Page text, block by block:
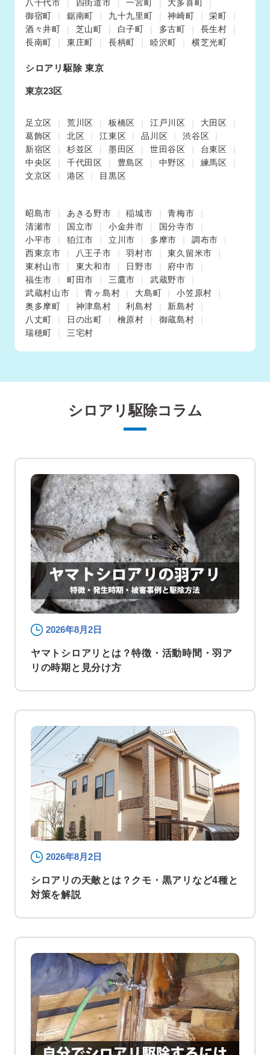
八千代市 四街道市 一宮町
大多喜町
御宿町
鋸南町 九十九里町 神崎町
栄町
酒々井町
芝山町 白子町 多古町
長生村
長南町
東庄町 長柄町 睦沢町 横芝光町
シロアリ駆除 東京
東京23区
足立区 荒川区 板橋区 江戸川区
大田区
葛飾区
北区 江東区 品川区
渋谷区
新宿区
杉並区 墨田区 世田谷区
台東区
中央区
千代田区 豊島区 中野区
練馬区
文京区
港区 目黒区
昭島市 あきる野市 稲城市
青梅市
清瀬市
国立市 小金井市
国分寺市
小平市
狛江市 立川市 多摩市
調布市
西東京市
八王子市 羽村市
東久留米市
東村山市
東大和市 日野市
府中市
福生市
町田市 三鷹市
武蔵野市
武蔵村山市
青ヶ島村 大島町
小笠原村
奥多摩町
神津島村 利島村
新島村
八丈町
日の出町 檜原村
御蔵島村
瑞穂町
三宅村
シロアリ駆除コラム
2026年8月2日
ヤマトシロアリとは？特徴・活動時間・羽ア
リの時期と見分け方
2026年8月2日
シロアリの天敵とは？クモ・黒アリなど4種と
対策を解説